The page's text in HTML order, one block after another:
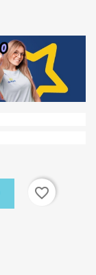
favorite_border